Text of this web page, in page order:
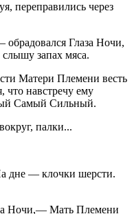
переправились через
Глаза Ночи,
запах мяса.
Матери Племени весть
что навстречу ему
Самый Сильный.
палки...
дне — клочки шерсти.
Ночи,— Мать Племени